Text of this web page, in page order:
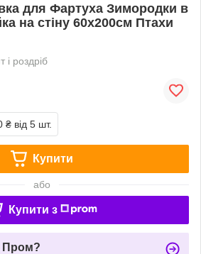
для Фартуха Зимородки в
на стіну 60х200см Птахи
і роздріб
₴ від 5 шт.
Купити
або
Купити з
Пром?